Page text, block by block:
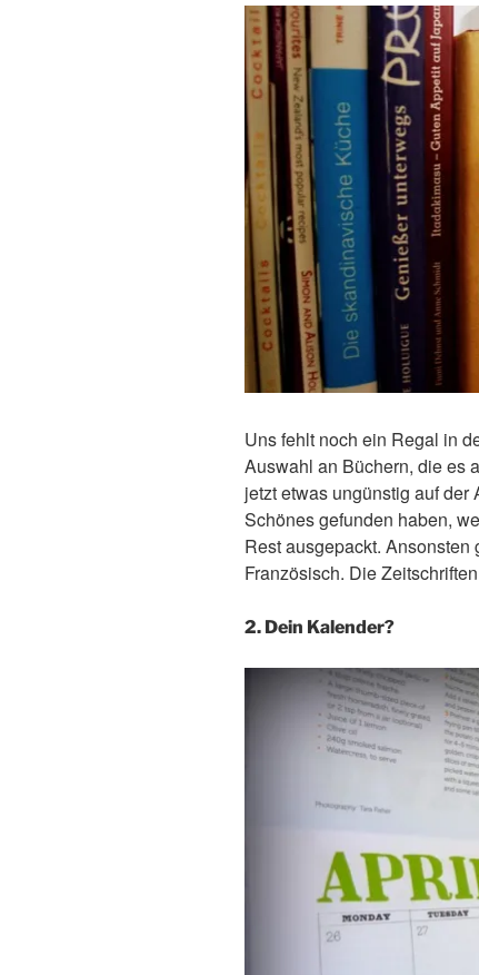
Uns fehlt noch ein Regal in
Auswahl an Büchern, die es
jetzt etwas ungünstig auf
Schönes gefunden haben,
Rest ausgepackt.
Französisch. Die
2. Dein Kalender?